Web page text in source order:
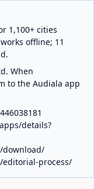
1,100+ cities
offline; 11
When
to the Audiala app
details?
download/
process/